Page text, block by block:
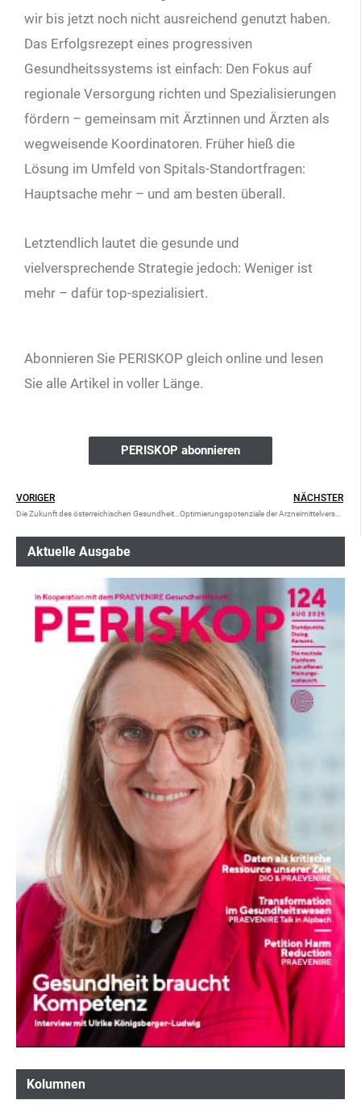
wir bis jetzt noch nicht ausreichend genutzt haben.
Das Erfolgsrezept eines progressiven
Gesundheitssystems ist einfach: Den Fokus auf
regionale Versorgung richten und Spezialisierungen
fördern – gemeinsam mit Ärztinnen und Ärzten als
wegweisende Koordinatoren. Früher hieß die
Lösung im Umfeld von Spitals-Standortfragen:
Hauptsache mehr – und am besten überall.
Letztendlich lautet die gesunde und
vielversprechende Strategie jedoch: Weniger ist
mehr – dafür top-spezialisiert.
Abonnieren Sie PERISKOP gleich online und lesen
Sie alle Artikel in voller Länge.
PERISKOP abonnieren
VORIGER NÄCHSTER
Aktuelle Ausgabe
Kolumnen